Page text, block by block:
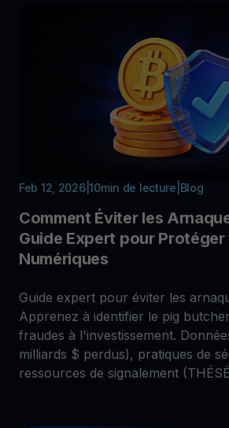
Feb 12, 2026|10min de lecture Blog
Comment Éviter les
Guide Expert pour
Numériques
Guide expert pour éviter les
Apprenez à identifier le pig
fraudes à l'investissement.
milliards $ perdus), pratiques de
ressources de signalement